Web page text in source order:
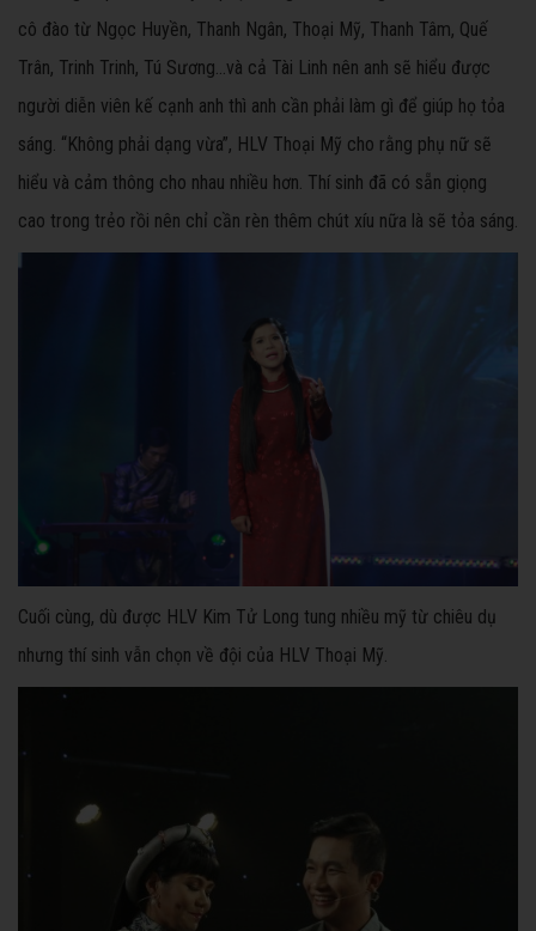
cô đào từ Ngọc Huyền, Thanh Ngân, Thoại Mỹ, Thanh Tâm, Quế
Trân, Trinh Trinh, Tú Sương...và cả Tài Linh nên anh sẽ hiểu được
người diễn viên kế cạnh anh thì anh cần phải làm gì để giúp họ tỏa
sáng. “Không phải dạng vừa”, HLV Thoại Mỹ cho rằng phụ nữ sẽ
hiểu và cảm thông cho nhau nhiều hơn. Thí sinh đã có sẵn giọng
cao trong trẻo rồi nên chỉ cần rèn thêm chút xíu nữa là sẽ tỏa sáng.
Cuối cùng, dù được HLV Kim Tử Long tung nhiều mỹ từ chiêu dụ
nhưng thí sinh vẫn chọn về đội của HLV Thoại Mỹ.